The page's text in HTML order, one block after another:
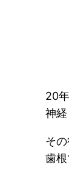
20
神経
そ
歯根